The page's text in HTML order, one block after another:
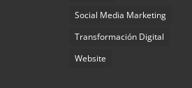
Social Media Marketing
Transformación Digital
Website